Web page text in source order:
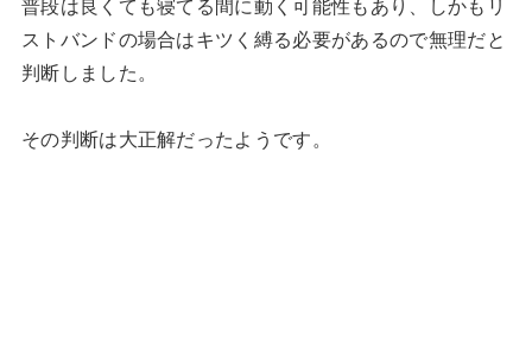
普段は良くても寝てる間に動く可能性もあり、しかもリ
ストバンドの場合はキツく縛る必要があるので無理だと
判断しました。
その判断は大正解だったようです。